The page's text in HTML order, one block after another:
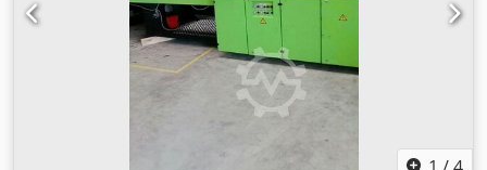
le aplicarán los costes más ventajosos para desmontaje y